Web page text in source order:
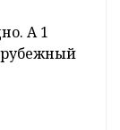
А 1